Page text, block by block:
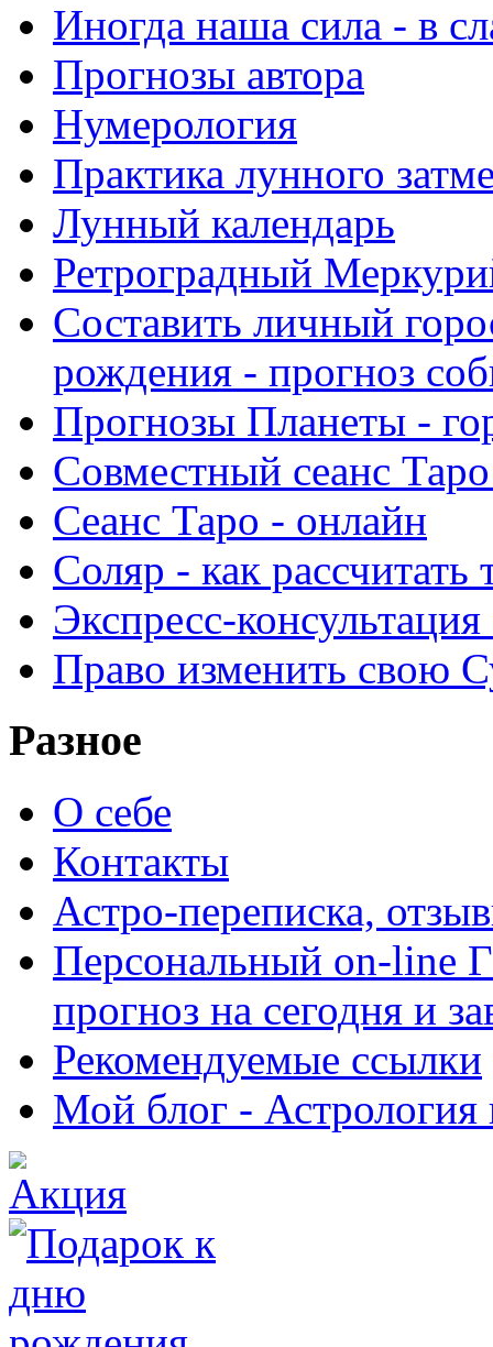
Иногда наша сила - в
Прогнозы автора
Нумерология
Практика лунного
Лунный календарь
Ретроградный
Составить личный
рождения - прогноз
Прогнозы Планеты -
Совместный сеанс
Сеанс Таро - онлайн
Соляр - как
Экспресс-
Право изменить свою
Разное
О себе
Контакты
Астро-переписка,
Персональный on-
прогноз на сегодня и
Рекомендуемые ссылки
Мой блог - Астрология